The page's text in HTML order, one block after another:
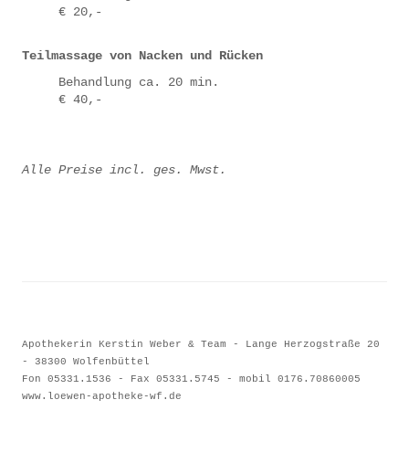
€ 20,-
Teilmassage von Nacken und Rücken
Behandlung ca. 20 min.
€ 40,-
Alle Preise incl. ges. Mwst.
Apothekerin Kerstin Weber & Team - Lange Herzogstraße 20
- 38300 Wolfenbüttel
Fon 05331.1536 - Fax 05331.5745 - mobil 0176.70860005
www.loewen-apotheke-wf.de